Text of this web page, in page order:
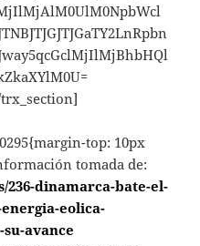
top: 10px
tomada de:
236-dinamarca-bate-el-
eolica-
avance